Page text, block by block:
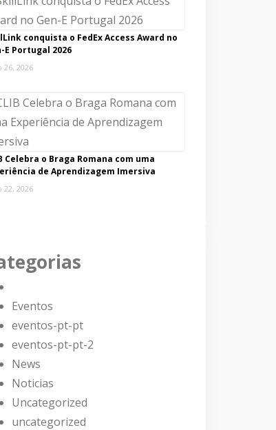
conquista o FedEx Access Award no
E Portugal 2026
26, 2026
Celebra o Braga Romana com uma
de Aprendizagem Imersiva
22, 2026
Eventos
eventos-pt-pt
eventos-pt-pt-2
News
Noticias
Uncategorized
uncategorized